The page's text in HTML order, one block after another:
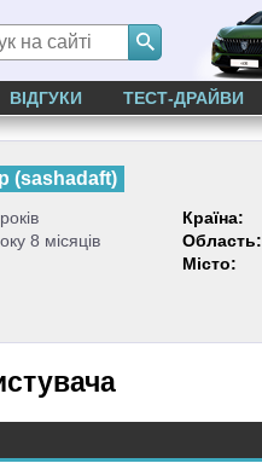
ВІДГУКИ ТЕСТ-ДРАЙВИ
(sashadaft)
8 місяців
Країна:
Область:
Місто: